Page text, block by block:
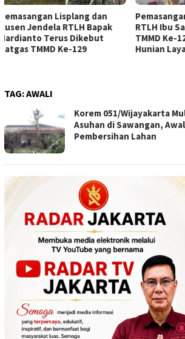
Pemasangan Dinding Luar
RTLH Ibu Samsia, Satgas
TMMD Ke-129 Wujudkan
Hunian Layak bagi Warga
TMMD Ke-
1311/
Keakraban
Wujudkan
TAG:AWALI
Korem 051/Wijayakarta
Asuhan di Sawangan,
Pembersihan Lahan